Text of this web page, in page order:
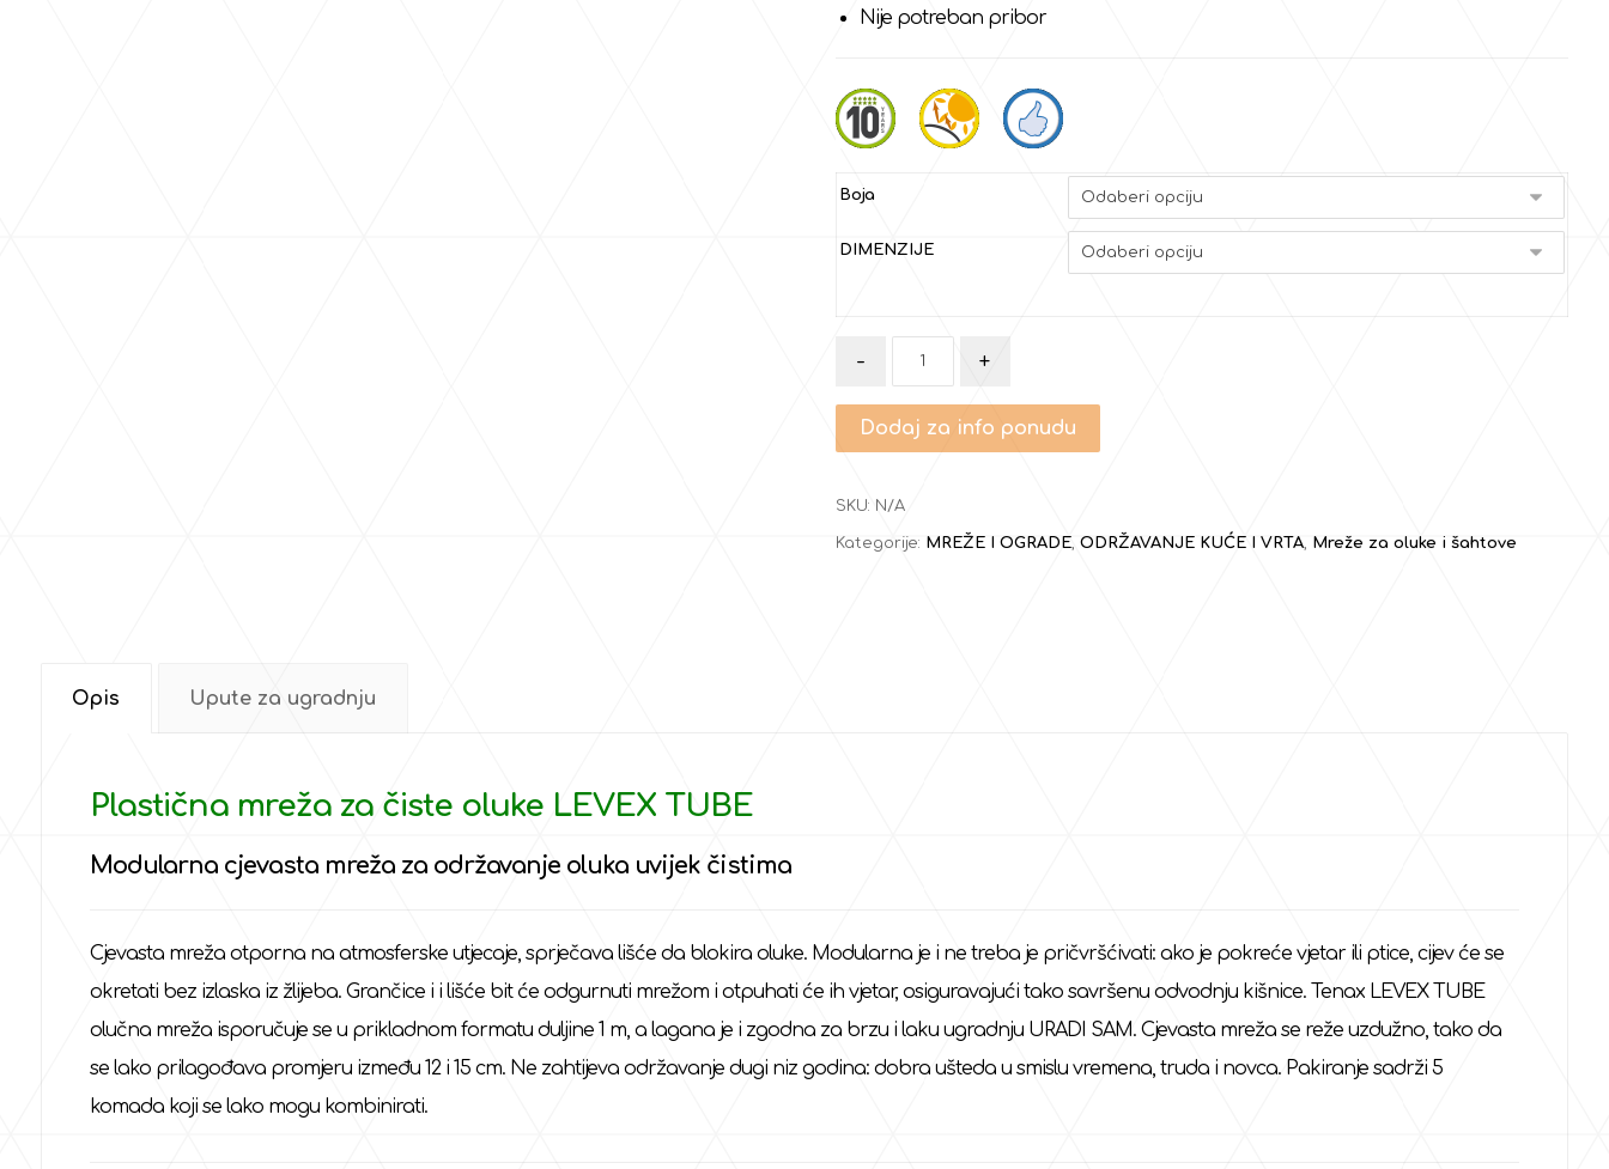
Nije potreban pribor
Boja
DIMENZIJE
- +
Dodaj za info ponudu
SKU: N/A
Kategorije: MREŽE I OGRADE, ODRŽAVANJE KUĆE I VRTA, Mreže za oluke i šahtove
Opis Upute za ugradnju
Plastična mreža za čiste oluke LEVEX TUBE
Modularna cjevasta mreža za održavanje oluka uvijek čistima
Cjevasta mreža otporna na atmosferske utjecaje, sprječava lišće da blokira oluke. Modularna je i ne treba je pričvršćivati: ako je pokreće vjetar ili ptice, cijev će se
okretati bez izlaska iz žlijeba. Grančice i i lišće bit će odgurnuti mrežom i otpuhati će ih vjetar, osiguravajući tako savršenu odvodnju kišnice. Tenax LEVEX TUBE
olučna mreža isporučuje se u prikladnom formatu duljine 1 m, a lagana je i zgodna za brzu i laku ugradnju URADI SAM. Cjevasta mreža se reže uzdužno, tako da
se lako prilagođava promjeru između 12 i 15 cm. Ne zahtijeva održavanje dugi niz godina: dobra ušteda u smislu vremena, truda i novca. Pakiranje sadrži 5
komada koji se lako mogu kombinirati.